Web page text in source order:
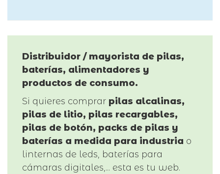
Distribuidor / mayorista de pilas,
baterías, alimentadores y
productos de consumo.
Si quieres comprar pilas alcalinas,
pilas de litio, pilas recargables,
pilas de botón, packs de pilas y
baterías a medida para industria o
linternas de leds, baterías para
cámaras digitales,... esta es tu web.